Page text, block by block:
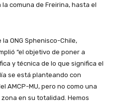
comuna de Freirina, hasta el
ONG Sphenisco-Chile,
“el objetivo de poner a
y técnica de lo que significa el
se está planteando con
AMCP-MU, pero no como una
en su totalidad. Hemos